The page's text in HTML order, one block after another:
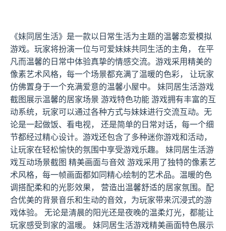
《妹同居生活》是一款以日常生活为主题的温馨恋爱模拟
游戏。玩家将扮演一位与可爱妹妹共同生活的主角， 在平
凡而温馨的日常中体验真挚的情感交流。游戏采用精美的
像素艺术风格，每一个场景都充满了温暖的色彩， 让玩家
仿佛置身于一个充满爱意的温馨小屋中。 妹同居生活游戏
截图展示温馨的居家场景 游戏特色功能 游戏拥有丰富的互
动系统，玩家可以通过各种方式与妹妹进行交流互动。无
论是一起做饭、看电视， 还是简单的日常对话，每一个细
节都经过精心设计。游戏还包含了多种迷你游戏和活动，
让玩家在轻松愉快的氛围中享受游戏乐趣。 妹同居生活游
戏互动场景截图 精美画面与音效 游戏采用了独特的像素艺
术风格，每一帧画面都如同精心绘制的艺术品。温暖的色
调搭配柔和的光影效果， 营造出温馨舒适的居家氛围。配
合优美的背景音乐和生动的音效，为玩家带来沉浸式的游
戏体验。 无论是清晨的阳光还是夜晚的温柔灯光，都能让
玩家感受到家的温暖。 妹同居生活游戏精美画面特色展示